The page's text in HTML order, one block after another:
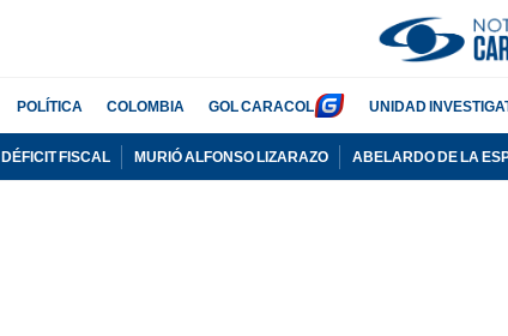
POLÍTICA COLOMBIA GOL CARACOL UNIDAD
DÉFICIT FISCAL MURIÓ ALFONSO LIZARAZO ABELARDO DE LA